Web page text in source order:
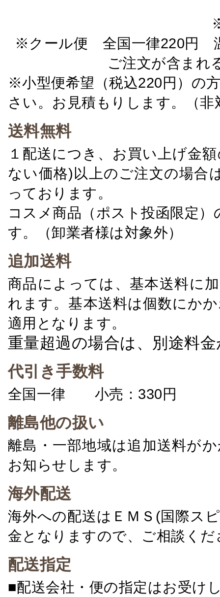
※クール便 全国一律220円
ご注文が含ま
※小型便希望（税込220円）の
さい。お見積もりします。（非
送料無料
１配送につき、お買い上げ金
ない価格)以上のご注文の場合
っております。
コスメ商品（ポスト投函限定
す。（卸業者様は対象外）
追加送料
商品によっては、基本送料に
れます。基本送料は個数にか
適用となります。
重量超過の場合は、別途料
代引き手数料
全国一律 小売：330円 卸
離島他の扱い
離島・一部地域は追加送料が
お知らせします。
海外配送
海外への配送はＥＭＳ(国際ス
金となりますので、ご相談くだ
配送指定
■配送会社・便の指定はお受け